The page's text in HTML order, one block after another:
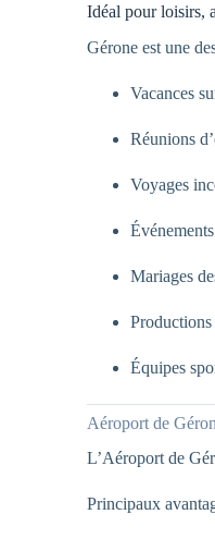
Idéal pour loisirs,
Gérone est une
Vacances
Réunions
Voyages
Mariages
Équipes
Aéroport de
L’Aéroport de
Principaux